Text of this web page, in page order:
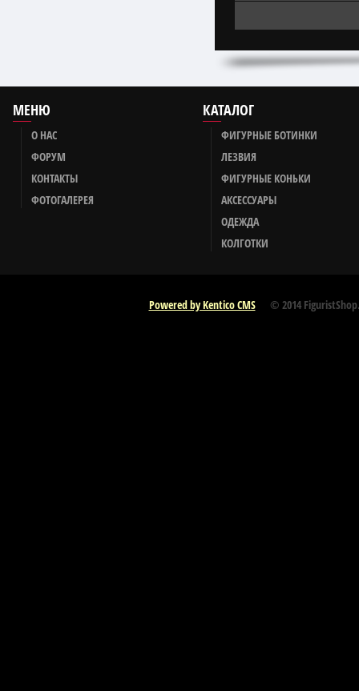
МЕНЮ
О НАС
ФОРУМ
КОНТАКТЫ
ФОТОГАЛЕРЕЯ
КАТАЛОГ
ФИГУРНЫЕ БОТИНКИ
ЛЕЗВИЯ
ФИГУРНЫЕ КОНЬКИ
АКСЕССУАРЫ
ОДЕЖДА
КОЛГОТКИ
Powered by Kentico CMS© 2014